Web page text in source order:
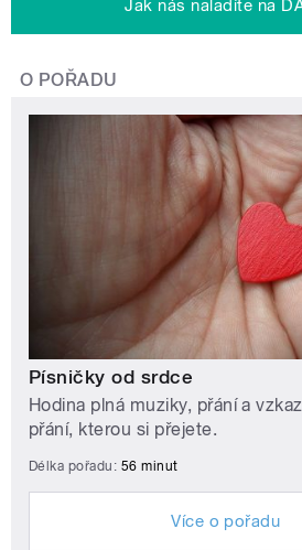
Jak nás naladíte na
O POŘADU
Písničky od srdce
Hodina plná muziky, přání a
přání, kterou si přejete.
Délka pořadu: 56 minut
Více o pořadu